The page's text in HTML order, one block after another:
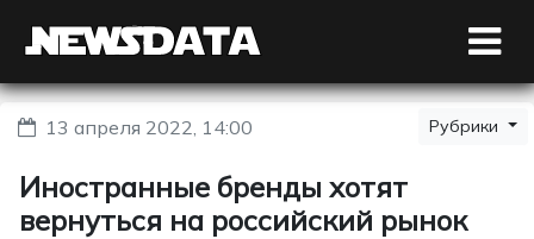
13 апреля 2022, 14:00 Рубрики
Иностранные бренды хотят
вернуться на российский рынок